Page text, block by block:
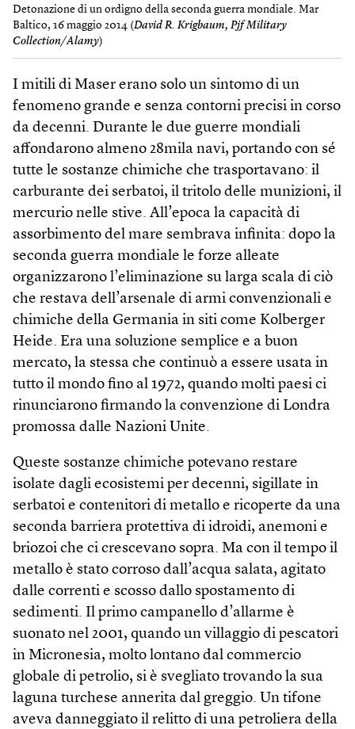
Detonazione di un ordigno della seconda guerra mondiale. Mar
Baltico, 16 maggio 2014 (David R. Krigbaum, Pjf Military
Collection/Alamy)
I mitili di Maser erano solo un sintomo di un
fenomeno grande e senza contorni precisi in corso
da decenni. Durante le due guerre mondiali
affondarono almeno 28mila navi, portando con sé
tutte le sostanze chimiche che trasportavano: il
carburante dei serbatoi, il tritolo delle munizioni, il
mercurio nelle stive. All’epoca la capacità di
assorbimento del mare sembrava infinita: dopo la
seconda guerra mondiale le forze alleate
organizzarono l’eliminazione su larga scala di ciò
che restava dell’arsenale di armi convenzionali e
chimiche della Germania in siti come Kolberger
Heide. Era una soluzione semplice e a buon
mercato, la stessa che continuò a essere usata in
tutto il mondo fino al 1972, quando molti paesi ci
rinunciarono firmando la convenzione di Londra
promossa dalle Nazioni Unite.
Queste sostanze chimiche potevano restare
isolate dagli ecosistemi per decenni, sigillate in
serbatoi e contenitori di metallo e ricoperte da una
seconda barriera protettiva di idroidi, anemoni e
briozoi che ci crescevano sopra. Ma con il tempo il
metallo è stato corroso dall’acqua salata, agitato
dalle correnti e scosso dallo spostamento di
sedimenti. Il primo campanello d’allarme è
suonato nel 2001, quando un villaggio di pescatori
in Micronesia, molto lontano dal commercio
globale di petrolio, si è svegliato trovando la sua
laguna turchese annerita dal greggio. Un tifone
aveva danneggiato il relitto di una petroliera della